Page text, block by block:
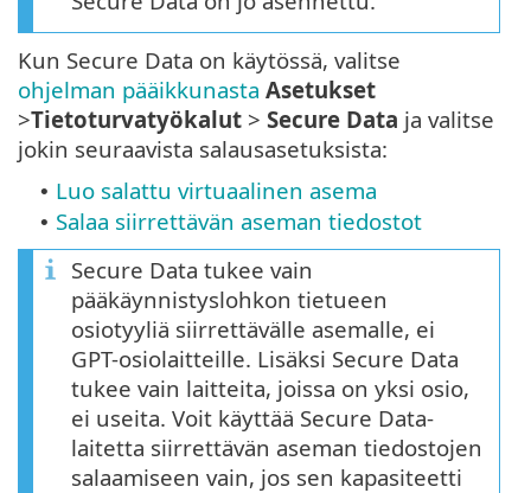
Kun Secure Data on käytössä, valitse
ohjelman pääikkunasta Asetukset
>Tietoturvatyökalut > Secure Data ja valitse
jokin seuraavista salausasetuksista:
• Luo salattu virtuaalinen asema
• Salaa siirrettävän aseman tiedostot
Secure Data tukee vain
pääkäynnistyslohkon tietueen
osiotyyliä siirrettävälle asemalle, ei
GPT-osiolaitteille. Lisäksi Secure Data
tukee vain laitteita, joissa on yksi osio,
ei useita. Voit käyttää Secure Data-
laitetta siirrettävän aseman tiedostojen
salaamiseen vain, jos sen kapasiteetti